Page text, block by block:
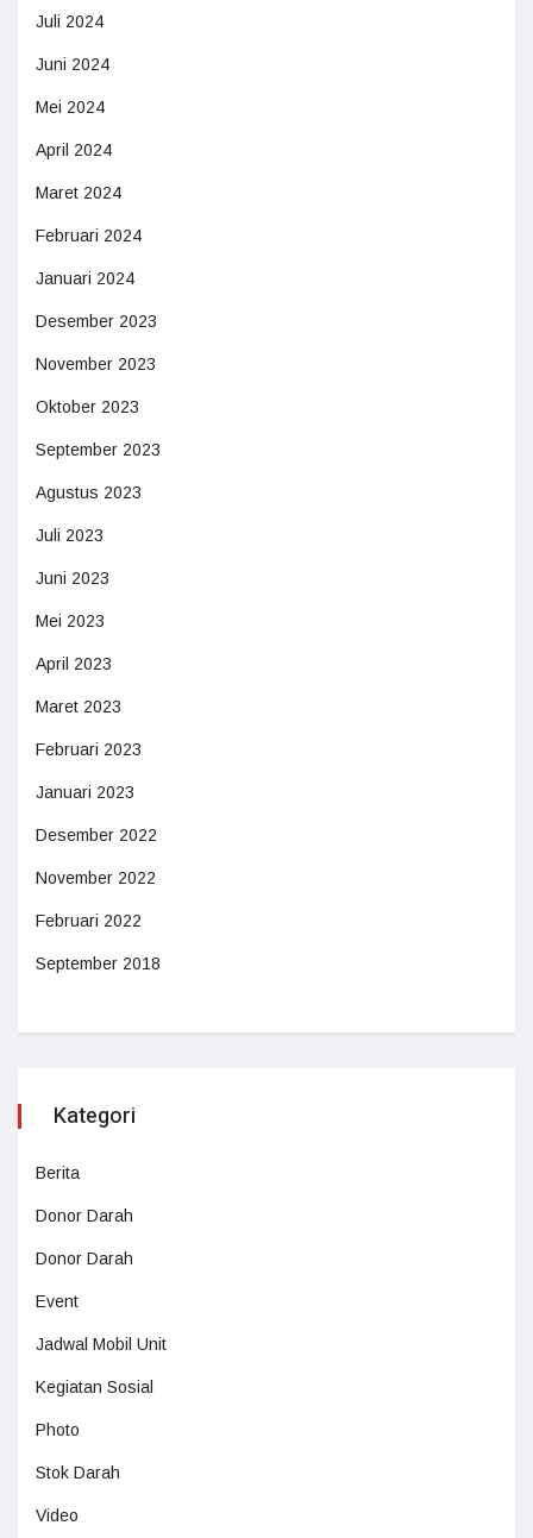
Juli 2024
Juni 2024
Mei 2024
April 2024
Maret 2024
Februari 2024
Januari 2024
Desember 2023
November 2023
Oktober 2023
September 2023
Agustus 2023
Juli 2023
Juni 2023
Mei 2023
April 2023
Maret 2023
Februari 2023
Januari 2023
Desember 2022
November 2022
Februari 2022
September 2018
Kategori
Berita
Donor Darah
Donor Darah
Event
Jadwal Mobil Unit
Kegiatan Sosial
Photo
Stok Darah
Video